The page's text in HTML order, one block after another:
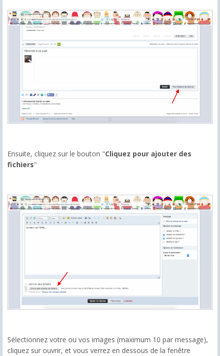
Ensuite, cliquez sur le bouton "Cliquez pour ajouter des
fichiers"
Sélectionnez votre ou vos images (maximum 10 par message),
cliquez sur ouvrir, et vous verrez en dessous de la fenêtre